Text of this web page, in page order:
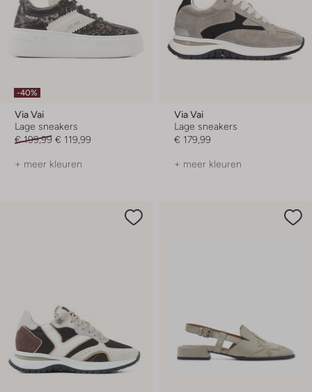
-40%
Via Vai
Lage sneakers
€ 199,99 € 119,99
+ meer kleuren
Via Vai
Lage sneakers
€ 179,99
+ meer kleuren